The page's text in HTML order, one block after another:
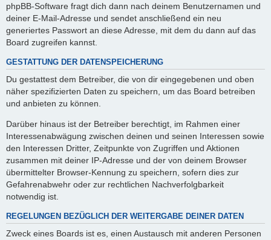
phpBB-Software fragt dich dann nach deinem Benutzernamen und
deiner E-Mail-Adresse und sendet anschließend ein neu
generiertes Passwort an diese Adresse, mit dem du dann auf das
Board zugreifen kannst.
GESTATTUNG DER DATENSPEICHERUNG
Du gestattest dem Betreiber, die von dir eingegebenen und oben
näher spezifizierten Daten zu speichern, um das Board betreiben
und anbieten zu können.
Darüber hinaus ist der Betreiber berechtigt, im Rahmen einer
Interessenabwägung zwischen deinen und seinen Interessen sowie
den Interessen Dritter, Zeitpunkte von Zugriffen und Aktionen
zusammen mit deiner IP-Adresse und der von deinem Browser
übermittelter Browser-Kennung zu speichern, sofern dies zur
Gefahrenabwehr oder zur rechtlichen Nachverfolgbarkeit
notwendig ist.
REGELUNGEN BEZÜGLICH DER WEITERGABE DEINER DATEN
Zweck eines Boards ist es, einen Austausch mit anderen Personen